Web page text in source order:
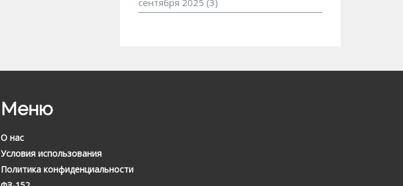
сентября 2025 (3)
Меню
О нас
Условия использования
Политика конфиденциальности